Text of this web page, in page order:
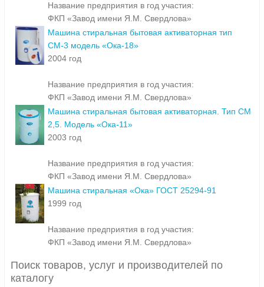
Название предприятия в год участия:
ФКП «Завод имени Я.М. Свердлова»
Машина стиральная бытовая активаторная тип
СМ-3 модель «Ока-18»
2004 год
Название предприятия в год участия:
ФКП «Завод имени Я.М. Свердлова»
Машина стиральная бытовая активаторная. Тип СМ
2,5. Модель «Ока-11»
2003 год
Название предприятия в год участия:
ФКП «Завод имени Я.М. Свердлова»
Машина стиральная «Ока» ГОСТ 25294-91
1999 год
Название предприятия в год участия:
ФКП «Завод имени Я.М. Свердлова»
Поиск товаров, услуг и производителей по
каталогу